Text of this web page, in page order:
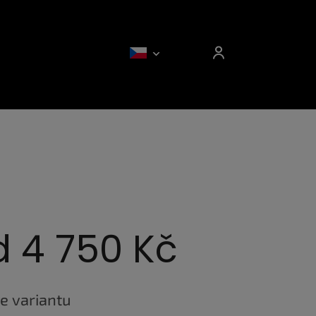
4 750 Kč
variantu